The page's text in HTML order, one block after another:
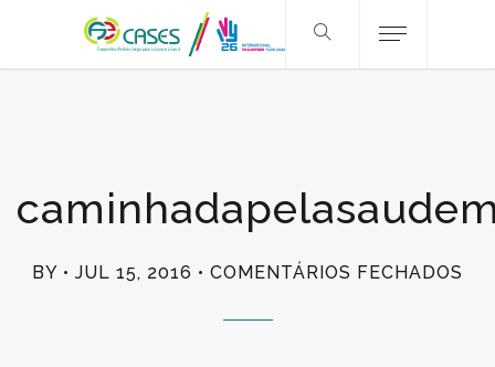
BY JUL 15, 2016 COMENTÁRIOS FECHADOS